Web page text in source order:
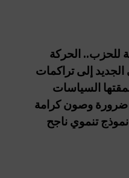
للحزب.. الحركة
إلى تراكمات
السياسات
ضرورة وصون كرامة
تنموي ناجح